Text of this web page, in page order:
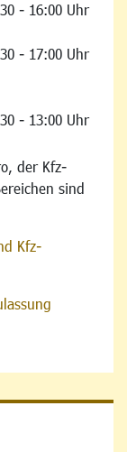
- 16:00 Uhr
- 17:00 Uhr
- 13:00 Uhr
der Kfz-
sind
Kfz-